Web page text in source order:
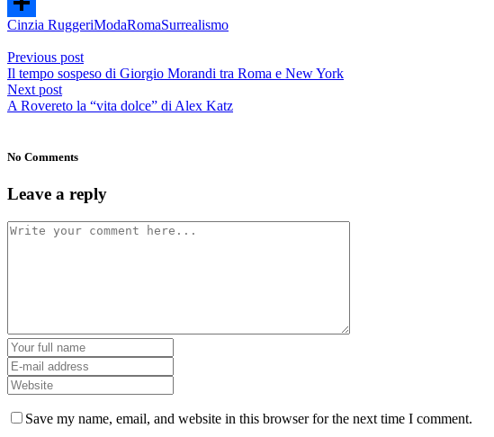
Condividi
Cinzia RuggeriModaRomaSurrealismo
Previous post
Il tempo sospeso di Giorgio Morandi tra Roma e New York
Next post
A Rovereto la “vita dolce” di Alex Katz
No Comments
Leave a reply
Save my name, email, and website in this browser for the next time I comment.